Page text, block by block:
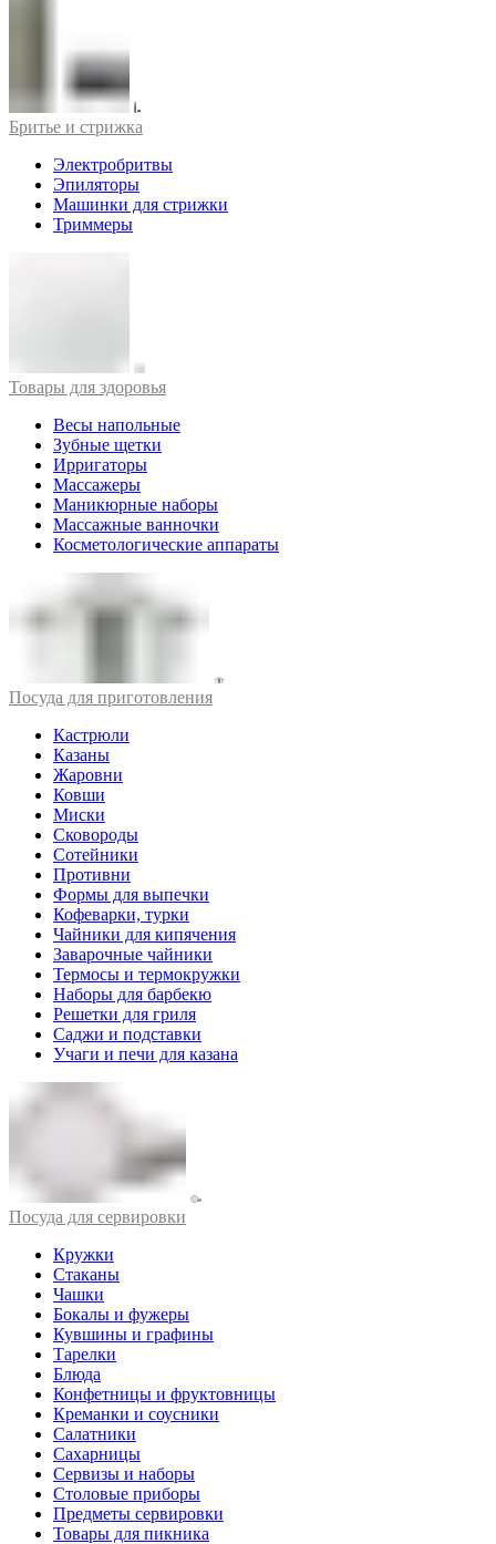
Бритье и стрижка
Электробритвы
Эпиляторы
Машинки для стрижки
Триммеры
Товары для здоровья
Весы напольные
Зубные щетки
Ирригаторы
Массажеры
Маникюрные наборы
Массажные ванночки
Косметологические аппараты
Посуда для приготовления
Кастрюли
Казаны
Жаровни
Ковши
Миски
Сковороды
Сотейники
Противни
Формы для выпечки
Кофеварки, турки
Чайники для кипячения
Заварочные чайники
Термосы и термокружки
Наборы для барбекю
Решетки для гриля
Саджи и подставки
Учаги и печи для казана
Посуда для сервировки
Кружки
Стаканы
Чашки
Бокалы и фужеры
Кувшины и графины
Тарелки
Блюда
Конфетницы и фруктовницы
Креманки и соусники
Салатники
Сахарницы
Сервизы и наборы
Столовые приборы
Предметы сервировки
Товары для пикника